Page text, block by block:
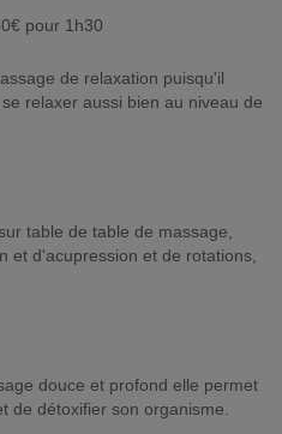
pour 1h30
de relaxation puisqu'il
relaxer aussi bien au niveau de
table de table de massage,
et d'acupression et de rotations,
douce et profond elle permet
de détoxifier son organisme.